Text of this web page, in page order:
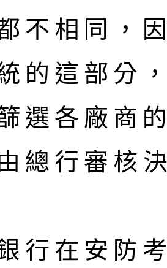
不相同，
的這部分
選各廠商
總行審核
行在安防